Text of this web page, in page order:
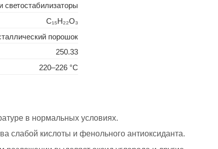
C₁₅H₂₂O₃
порошок
250.33
220–226 °C
в нормальных условиях.
слабой кислоты и фенольного антиоксиданта.